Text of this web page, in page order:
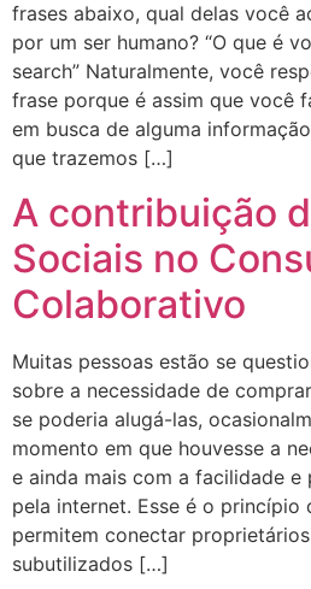
frases abaixo, qual delas você
por um ser humano? “O que é
search” Naturalmente, você
frase porque é assim que você
em busca de alguma
que trazemos […]
A contribuição
Sociais no
Colaborativo
Muitas pessoas estão se
sobre a necessidade de
se poderia alugá-las,
momento em que houvesse a
e ainda mais com a facilidade
pela internet. Esse é o princípio
permitem conectar
subutilizados […]